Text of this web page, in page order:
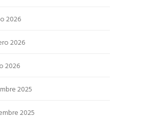
2026
2026
2026
2025
2025